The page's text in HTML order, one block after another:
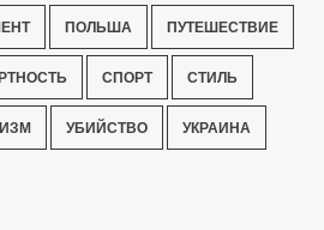
ПОЛЬША ПУТЕШЕСТВИЕ
СПОРТ СТИЛЬ
УБИЙСТВО УКРАИНА